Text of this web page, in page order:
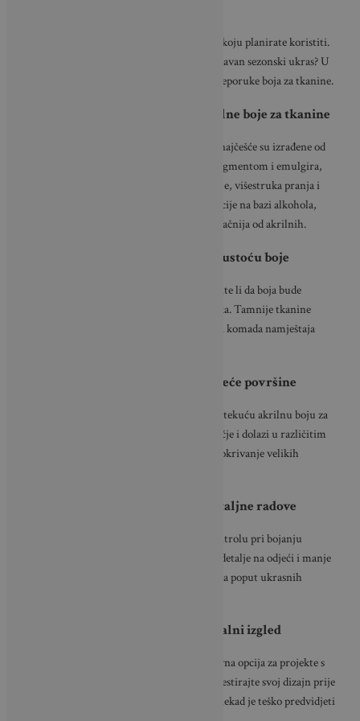
Najbolja boja za tkaninu ovisi o vrsti tkanine koju planirate koristiti.
Želite li dugotrajni jastučić za kauč ili jednostavan sezonski ukras? U
nastavku donosimo Wallerine tri najdraže preporuke boja za tkanine.
U slučaju nedoumice, koristite akrilne boje za tkanine
Boje za tkanine, poznate i kao tekstilne boje, najčešće su izrađene od
akrilnog polimera. Ovaj akril, koji se veže s pigmentom i emulgira,
čini boju otpornom na svakodnevno korištenje, višestruka pranja i
izlaganje sunčevoj svjetlosti. Iako postoje i opcije na bazi alkohola,
njihova će završna obrada biti svjetlija i prozračnija od akrilnih.
Obratite pozornost na prozirnost i gustoću boje
Ovisno o vašem projektu, trebate odlučiti želite li da boja bude
neprozirna ili prozirna te koliko gusta ili tanka. Tamnije tkanine
obično zahtijevaju neprozirniju boju, a većini komada namještaja
Koristite tekuće boje za tkanine za veće površine
Ako planirate bojiti veću površinu, odaberite tekuću akrilnu boju za
tkanine. Ova boja može prekriti veliko područje i dolazi u različitim
završnim obradama, zbog čega je idealna za pokrivanje velikih
Odaberite markere za tkanine za detaljne radove
Markeri za tkanine omogućuju vam veću kontrolu pri bojanju
određenog područja, zbog čega su najbolji za detalje na odjeći i manje
dizajne na platnima ili kućanskim predmetima poput ukrasnih
Isprobajte puf boje za trodimenzionalni izgled
Ova boja suši se u povišenoj formi, pa je zabavna opcija za projekte s
djecom. Kao i kod svih boja za tkanine, prvo testirajte svoj dizajn prije
nego ga prenesete na konačnu površinu—ponekad je teško predvidjeti